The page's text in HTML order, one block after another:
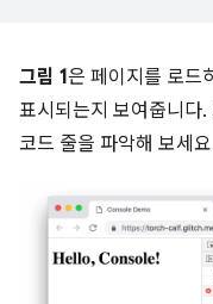
그림 1은 페이지를 로드
표시되는지 보여줍니다
코드 줄을 파악해 보세